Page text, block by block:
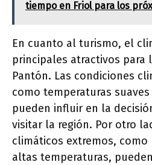
tiempo en Friol para los
En cuanto al turismo, el
principales atractivos para
Pantón. Las condiciones
como temperaturas
pueden influir en la
visitar la región. Por otro
climáticos extremos,
altas temperaturas,